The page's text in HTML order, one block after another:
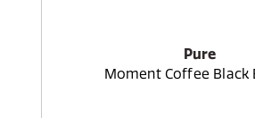
Pure
Moment Coffee Black